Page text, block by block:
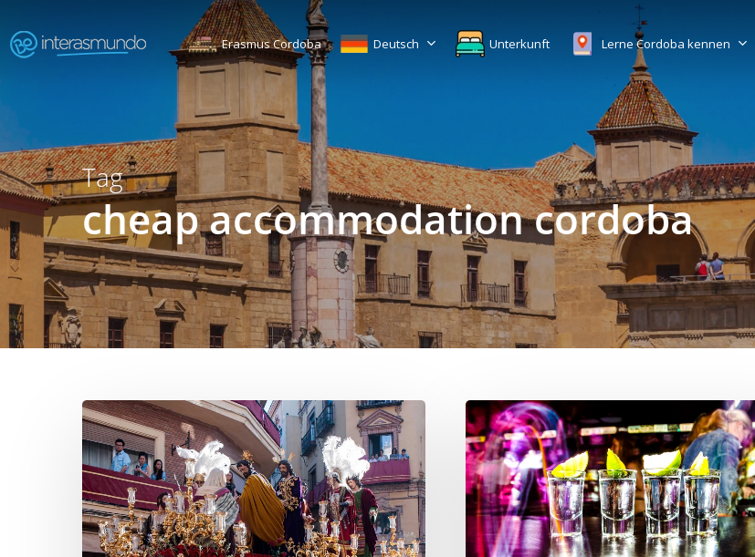
to
main
Erasmus Cordoba Deutsch Unterkunft Lerne Cordoba kennen
Tag
cheap accommodation cordoba